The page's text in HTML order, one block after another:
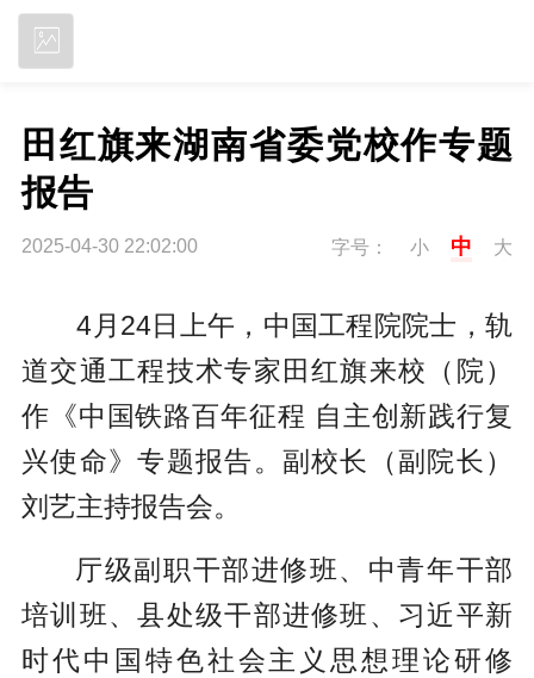
田红旗来湖南省委党校作专题
报告
2025-04-30 22:02:00 字号： 小 中 大
4月24日上午，中国工程院院士，轨
道交通工程技术专家田红旗来校（院）
作《中国铁路百年征程 自主创新践行复
兴使命》专题报告。副校长（副院长）
刘艺主持报告会。
厅级副职干部进修班、中青年干部
培训班、县处级干部进修班、习近平新
时代中国特色社会主义思想理论研修